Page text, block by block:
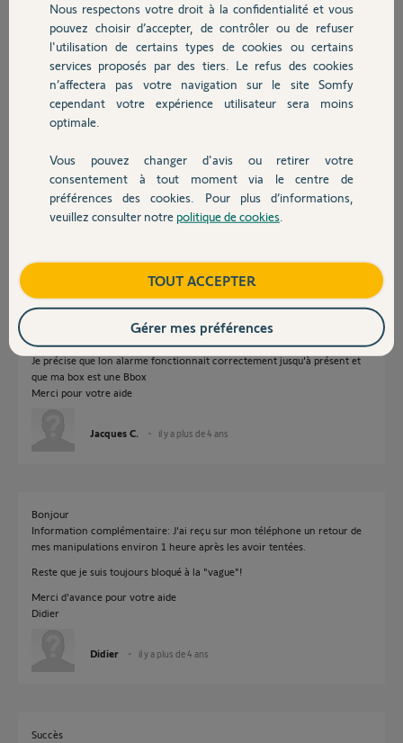
Chauffage
Autres produits
Devis avec un pro
Contact
Quelqu’un aurait-il une idée de manipulation à effectuer?
Merci d'avance
il y a plus de 4 ans
Participer au fil de discussion
Réponses
Bonsoir,
Mon link réagit exactement de la même manière depuis aujourd'hui
20h15 ...
Je précise que lon alarme fonctionnait correctement jusqu'à présent et
que ma box est une Bbox
Merci pour votre aide
Jacques C. il y a plus de 4 ans
Bonjour
Information complémentaire: J'ai reçu sur mon téléphone un retour de
mes manipulations environ 1 heure après les avoir tentées.
Reste que je suis toujours bloqué à la "vague"!
Merci d'avance pour votre aide
Didier
Didier il y a plus de 4 ans
Succès
Nous respectons votre droit à la confidentialité et vous
pouvez choisir d’accepter, de contrôler ou de refuser
l'utilisation de certains types de cookies ou certains
services proposés par des tiers. Le refus des cookies
n’affectera pas votre navigation sur le site Somfy
cependant votre expérience utilisateur sera moins
optimale.
Vous pouvez changer d'avis ou retirer votre
consentement à tout moment via le centre de
préférences des cookies. Pour plus d’informations,
veuillez consulter notre politique de cookies
TOUT ACCEPTER
Gérer mes préférences